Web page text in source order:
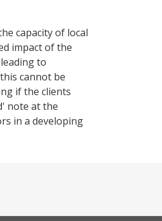
capacity of local
impact of the
to
cannot be
if the clients
note at the
in a developing